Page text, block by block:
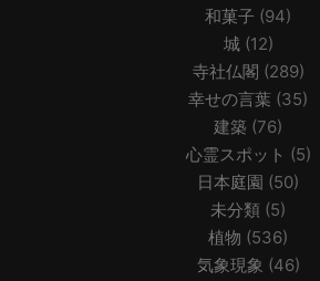
和菓子 (94)
城(12)
寺社仏閣 (289)
幸せの言葉 (35)
建築 (76)
心霊スポット (5)
日本庭園 (50)
未分類 (5)
植物 (536)
気象現象 (46)